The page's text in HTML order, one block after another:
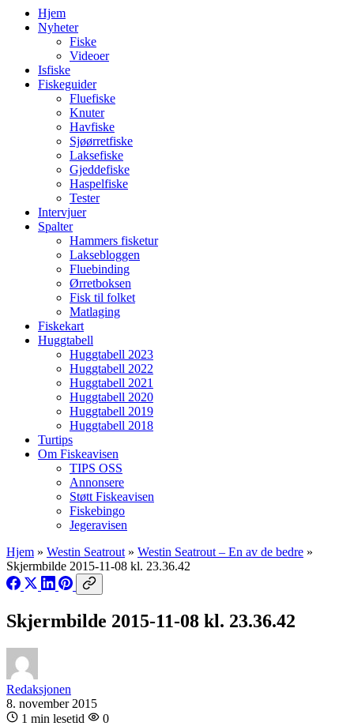
Hjem
Nyheter
Fiske
Videoer
Isfiske
Fiskeguider
Fluefiske
Knuter
Havfiske
Sjøørretfiske
Laksefiske
Gjeddefiske
Haspelfiske
Tester
Intervjuer
Spalter
Hammers fisketur
Laksebloggen
Fluebinding
Ørretboksen
Fisk til folket
Matlaging
Fiskekart
Huggtabell
Huggtabell 2023
Huggtabell 2022
Huggtabell 2021
Huggtabell 2020
Huggtabell 2019
Huggtabell 2018
Turtips
Om Fiskeavisen
TIPS OSS
Annonsere
Støtt Fiskeavisen
Fiskebingo
Jegeravisen
Hjem » Westin Seatrout » Westin Seatrout – En av de bedre »
Skjermbilde 2015-11-08 kl. 23.36.42
Skjermbilde 2015-11-08 kl. 23.36.42
Redaksjonen
8. november 2015
1 min lesetid
0